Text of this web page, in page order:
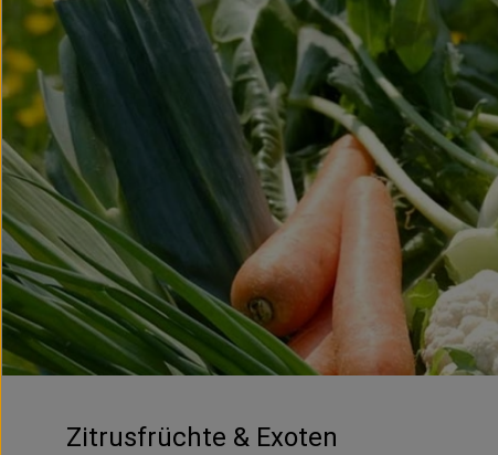
Zitrusfrüchte & Exoten